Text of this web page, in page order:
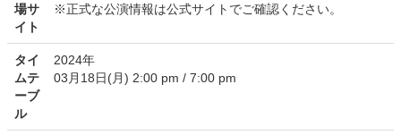
場サ
イト
※正式な公演情報は公式サイトでご確認ください。
タイ
ムテ
ーブ
ル
2024年
03月18日(月) 2:00 pm / 7:00 pm